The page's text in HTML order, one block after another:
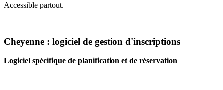
Accessible partout.
Cheyenne : logiciel de gestion d'inscriptions
Logiciel spécifique de planification et de réservation